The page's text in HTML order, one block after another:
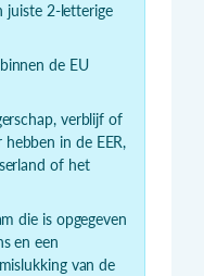
juiste 2-letterige
de EU
verblijf of
in de EER,
of het
die is opgegeven
en een
van de